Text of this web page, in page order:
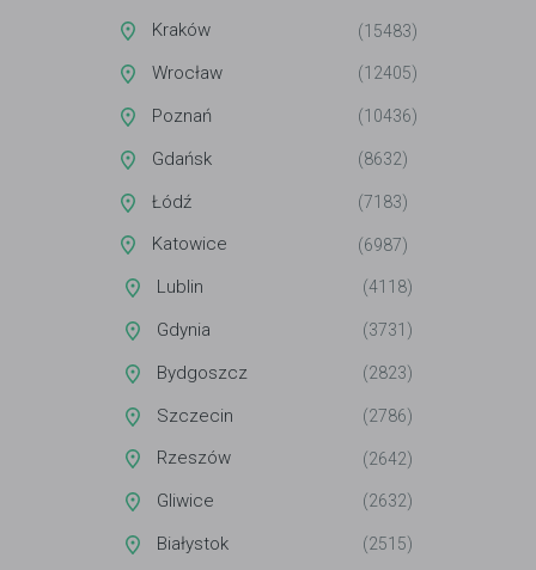
Kraków (15483)
Wrocław (12405)
Poznań (10436)
Gdańsk (8632)
Łódź (7183)
Katowice (6987)
Lublin (4118)
Gdynia (3731)
Bydgoszcz (2823)
Szczecin (2786)
Rzeszów (2642)
Gliwice (2632)
Białystok (2515)